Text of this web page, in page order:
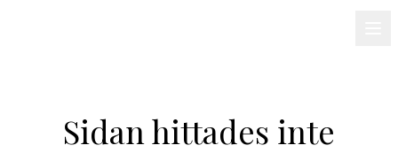
Sidan hittades inte